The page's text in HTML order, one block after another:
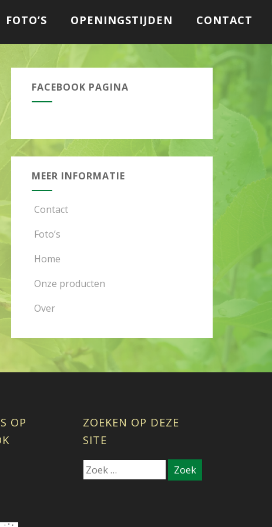
FOTO’S OPENINGSTIJDEN CONTACT
FACEBOOK PAGINA
MEER INFORMATIE
Contact
Foto’s
Home
Onze producten
Over
OP
ZOEKEN OP DEZE
SITE